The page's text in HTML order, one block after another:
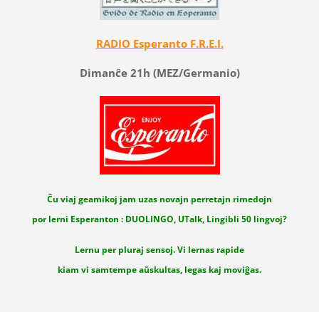
RADIO Esperanto F.R.E.I.
Dimanĉe 21h (MEZ/Germanio)
Ĉu viaj geamikoj jam uzas novajn perretajn rimedojn
por lerni Esperanton : DUOLINGO, UTalk, Lingibli 50 lingvoj?
Lernu per pluraj sensoj. Vi lernas rapide
kiam vi samtempe aŭskultas, legas kaj moviĝas.